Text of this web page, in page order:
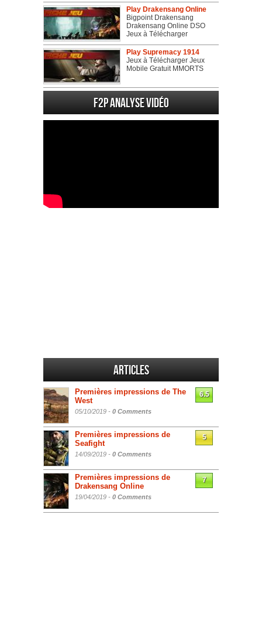
Play Drakensang Online
Bigpoint Drakensang
Drakensang Online DSO
Jeux à Télécharger
Play Supremacy 1914
Jeux à Télécharger Jeux
Mobile Gratuit MMORTS
F2P Analyse vidéo
Articles
Premières impressions de The
West
05/10/2019 - 0 Comments
6.5
Premières impressions de
Seafight
14/09/2019 - 0 Comments
5
Premières impressions de
Drakensang Online
19/04/2019 - 0 Comments
7